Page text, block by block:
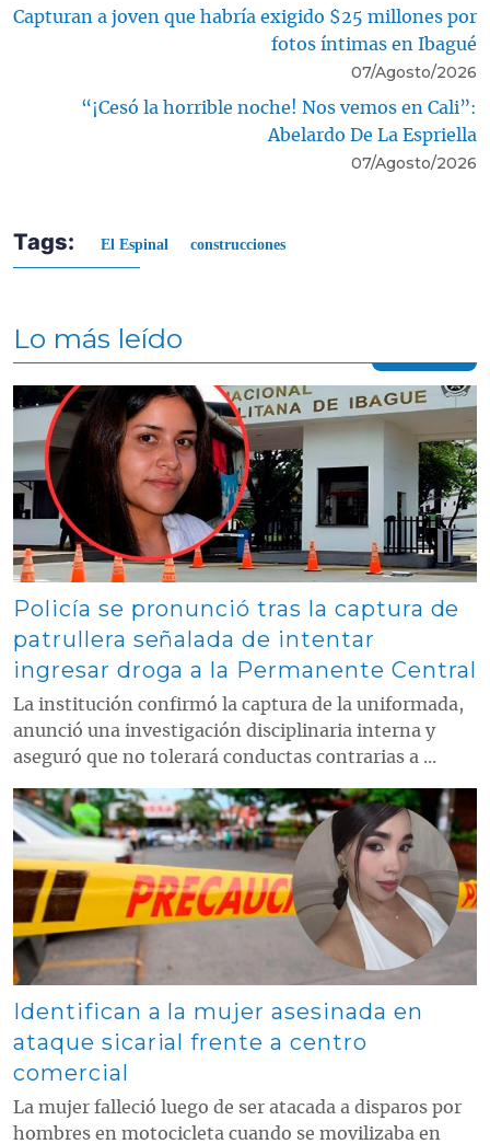
Capturan a joven que habría exigido $25 millones por
fotos íntimas en Ibagué
07/Agosto/2026
“¡Cesó la horrible noche! Nos vemos en Cali”:
Abelardo De La Espriella
07/Agosto/2026
Tags: El Espinal construcciones
Lo más leído
Contenido multimedia principal
Policía se pronunció tras la captura de
patrullera señalada de intentar
ingresar droga a la Permanente Central
La institución confirmó la captura de la uniformada,
anunció una investigación disciplinaria interna y
aseguró que no tolerará conductas contrarias a ...
Contenido multimedia principal
Identifican a la mujer asesinada en
ataque sicarial frente a centro
comercial
La mujer falleció luego de ser atacada a disparos por
hombres en motocicleta cuando se movilizaba en